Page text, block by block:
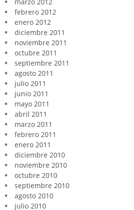
febrero 2012
enero 2012
diciembre 2011
noviembre 2011
octubre 2011
septiembre 2011
agosto 2011
julio 2011
junio 2011
mayo 2011
abril 2011
marzo 2011
febrero 2011
enero 2011
diciembre 2010
noviembre 2010
octubre 2010
septiembre 2010
agosto 2010
julio 2010